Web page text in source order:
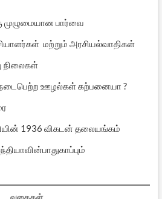
முழுமையான பார்வை
மற்றும் அரசியல்வாதிகள்
நிலைகள்
நடைபெற்ற ஊழல்கள் கற்பனையா ?
1936 விகடன் தலையங்கம்